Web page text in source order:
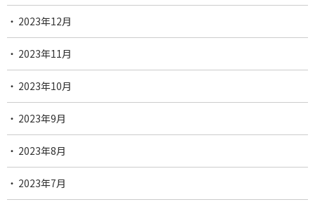
2023年12月
2023年11月
2023年10月
2023年9月
2023年8月
2023年7月